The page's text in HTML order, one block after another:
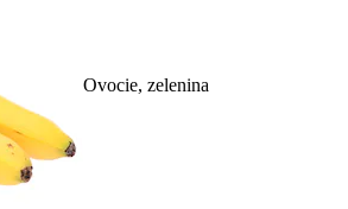
Ovocie, zelenina